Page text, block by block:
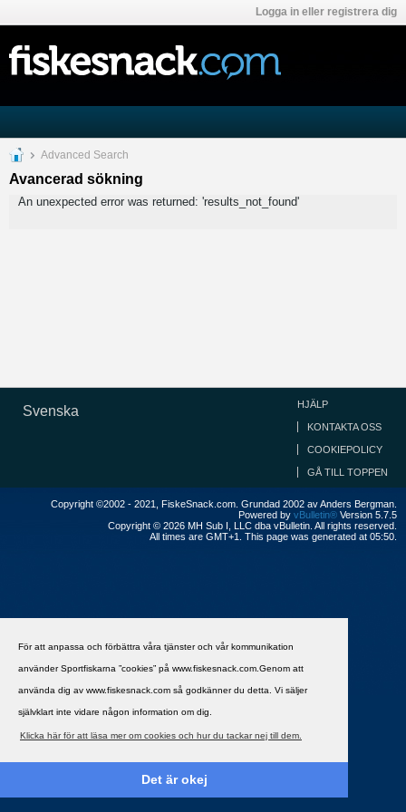
För att anpassa och förbättra våra tjänster och vår kommunikation
använder Sportfiskarna ”cookies” på www.fiskesnack.com.Genom att
använda dig av www.fiskesnack.com så godkänner du detta. Vi säljer
självklart inte vidare någon information om dig.
Klicka här för att läsa mer om cookies och hur du tackar nej till dem.
Det är okej
Logga in eller registrera dig
Advanced Search
Avancerad sökning
An unexpected error was returned: 'results_not_found'
Svenska HJÄLP
KONTAKTA OSS
COOKIEPOLICY
GÅ TILL TOPPEN
Copyright ©2002 - 2021, FiskeSnack.com. Grundad 2002 av Anders Bergman.
Powered by vBulletin® Version 5.7.5
Copyright © 2026 MH Sub I, LLC dba vBulletin. All rights reserved.
All times are GMT+1. This page was generated at 05:50.